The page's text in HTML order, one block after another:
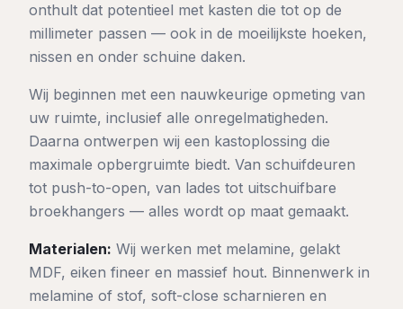
onthult dat potentieel met kasten die tot op de
millimeter passen — ook in de moeilijkste hoeken,
nissen en onder schuine daken.
Wij beginnen met een nauwkeurige opmeting van
uw ruimte, inclusief alle onregelmatigheden.
Daarna ontwerpen wij een kastoplossing die
maximale opbergruimte biedt. Van schuifdeuren
tot push-to-open, van lades tot uitschuifbare
broekhangers — alles wordt op maat gemaakt.
Materialen: Wij werken met melamine, gelakt
MDF, eiken fineer en massief hout. Binnenwerk in
melamine of stof, soft-close scharnieren en